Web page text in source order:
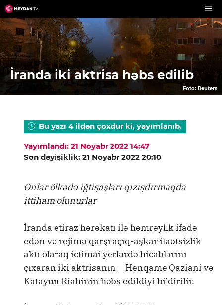
Skip
to
content
İranda iki aktrisa həbs edilib
Foto: Reuters
Bu yazı 4 ildən çoxdur ki, yayımlanıb.
Yayımlandı: 21 Noyabr 2022 14:47
Son dəyişiklik: 21 Noyabr 2022 20:10
Onlar ölkədə iğtişaşları qızışdırmaqda
ittiham olunurlar
İranda etiraz hərəkatı ilə həmrəylik ifadə
edən və rejimə qarşı açıq-aşkar itaətsizlik
aktı olaraq ictimai yerlərdə hicablarını
çıxaran iki aktrisanın – Henqame Qaziani və
Katayun Riahinin həbs edildiyi bildirilir.